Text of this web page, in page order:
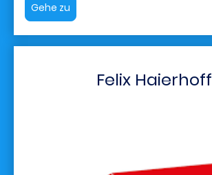
Gehe zu
Felix Haierhoff